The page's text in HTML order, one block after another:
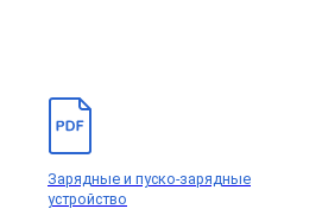
Зарядные и пуско-зарядные
устройство